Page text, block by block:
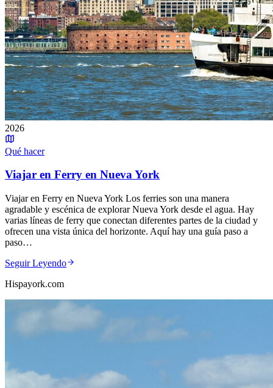
2026
Qué hacer
Viajar en Ferry en Nueva York
Viajar en Ferry en Nueva York Los ferries son una manera
agradable y escénica de explorar Nueva York desde el agua. Hay
varias líneas de ferry que conectan diferentes partes de la ciudad y
ofrecen una vista única del horizonte. Aquí hay una guía paso a
paso…
Seguir Leyendo
Hispayork.com